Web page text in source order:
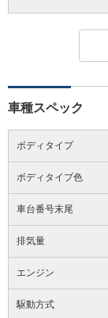
車種スペック
ボディタイプ
ボディタイプ色
車台番号末尾
排気量
エンジン
駆動方式